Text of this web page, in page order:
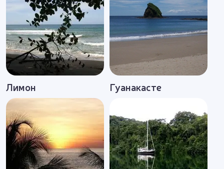
удивительный экзотический мир, мир
величественной, нетронутой природы и
неповторимых ландшафтов. Мы предлагаем вам
самые интересные туристические маршруты и
лучшие отели, которые испытали на себе
менеджеры компании "Интергид-Ру". Туристы
выбирают сотрудничество с нами, благодаря
приемлемым ценам на все виды отдыха,
компетентности наших опытных сотрудников, а
также неизменно высокое качество
предлагаемого отдыха.
Лимон Гуанакасте